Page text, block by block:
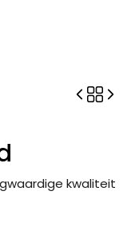
kwaliteit